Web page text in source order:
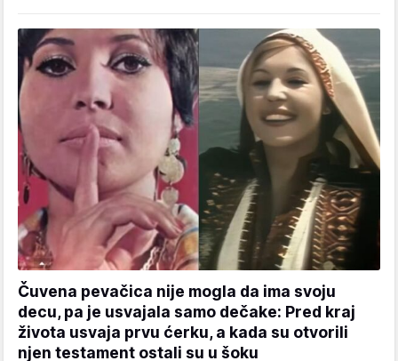
Čuvena pevačica nije mogla da ima svoju
decu, pa je usvajala samo dečake: Pred kraj
života usvaja prvu ćerku, a kada su otvorili
njen testament ostali su u šoku